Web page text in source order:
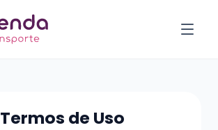
Termos de Uso